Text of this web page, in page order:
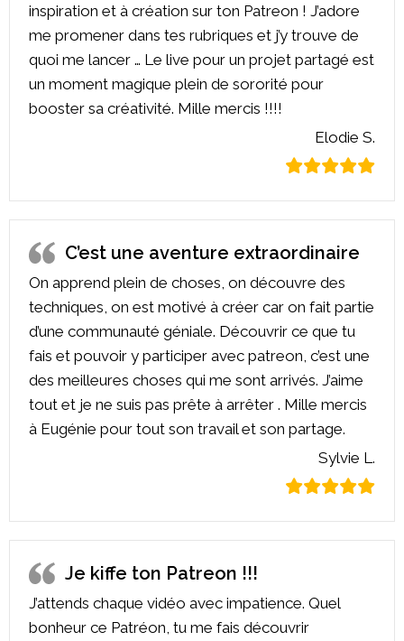
inspiration et à création sur ton Patreon ! J’adore
me promener dans tes rubriques et j’y trouve de
quoi me lancer … Le live pour un projet partagé est
un moment magique plein de sororité pour
booster sa créativité. Mille mercis !!!!
Elodie S.
C’est une aventure extraordinaire
On apprend plein de choses, on découvre des
techniques, on est motivé à créer car on fait partie
d’une communauté géniale. Découvrir ce que tu
fais et pouvoir y participer avec patreon, c’est une
des meilleures choses qui me sont arrivés. J’aime
tout et je ne suis pas prête à arrêter . Mille mercis
à Eugénie pour tout son travail et son partage.
Sylvie L.
Je kiffe ton Patreon !!!
J’attends chaque vidéo avec impatience. Quel
bonheur ce Patréon, tu me fais découvrir